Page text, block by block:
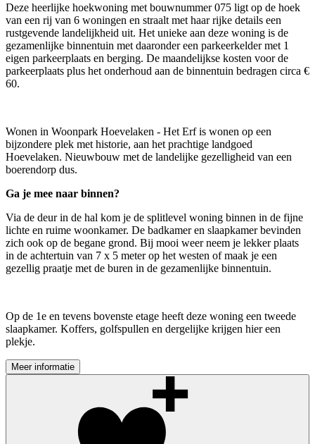
Deze heerlijke hoekwoning met bouwnummer 075 ligt op de hoek
van een rij van 6 woningen en straalt met haar rijke details een
rustgevende landelijkheid uit. Het unieke aan deze woning is de
gezamenlijke binnentuin met daaronder een parkeerkelder met 1
eigen parkeerplaats en berging. De maandelijkse kosten voor de
parkeerplaats plus het onderhoud aan de binnentuin bedragen circa €
60.
Wonen in Woonpark Hoevelaken - Het Erf is wonen op een
bijzondere plek met historie, aan het prachtige landgoed
Hoevelaken. Nieuwbouw met de landelijke gezelligheid van een
boerendorp dus.
Ga je mee naar binnen?
Via de deur in de hal kom je de splitlevel woning binnen in de fijne
lichte en ruime woonkamer. De badkamer en slaapkamer bevinden
zich ook op de begane grond. Bij mooi weer neem je lekker plaats
in de achtertuin van 7 x 5 meter op het westen of maak je een
gezellig praatje met de buren in de gezamenlijke binnentuin.
Op de 1e en tevens bovenste etage heeft deze woning een tweede
slaapkamer. Koffers, golfspullen en dergelijke krijgen hier een
plekje.
Meer informatie